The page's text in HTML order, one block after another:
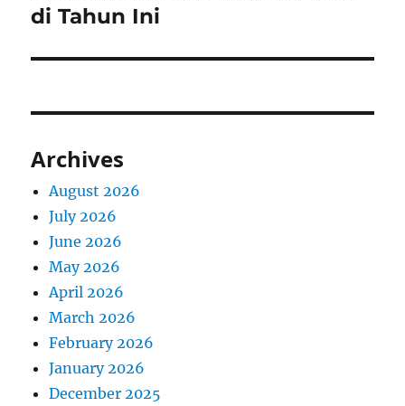
post:
di Tahun Ini
Archives
August 2026
July 2026
June 2026
May 2026
April 2026
March 2026
February 2026
January 2026
December 2025